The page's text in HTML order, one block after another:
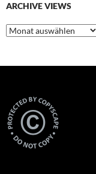
ARCHIVE VIEWS
Archive
Views